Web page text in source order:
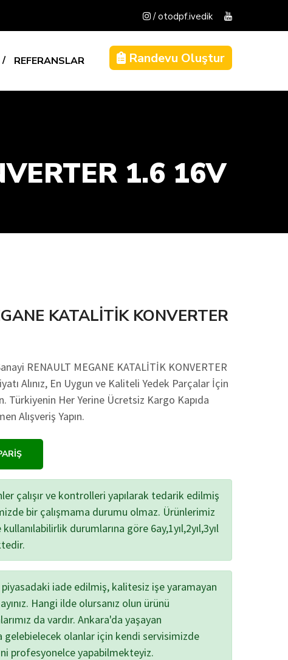
/ otodpf.ivedik
REFERANSLAR Randevu Oluştur
1.6 16V
KATALİTİK KONVERTER
RENAULT MEGANE KATALİTİK KONVERTER
Alınız, En Uygun ve Kaliteli Yedek Parçalar İçin
Türkiyenin Her Yerine Ücretsiz Kargo Kapıda
Alışveriş Yapın.
çalışır ve kontrolleri yapılarak tedarik edilmiş
bir çalışmama durumu olmaz. Ürünlerimiz
durumlarına göre 6ay,1yıl,2yıl,3yıl
iade edilmiş, kalitesiz işe yaramayan
Hangi ilde olursanız olun ürünü
da vardır. Ankara'da yaşayan
gelebielecek olanlar için kendi servisimizde
profesyonelce yapabilmekteyiz.